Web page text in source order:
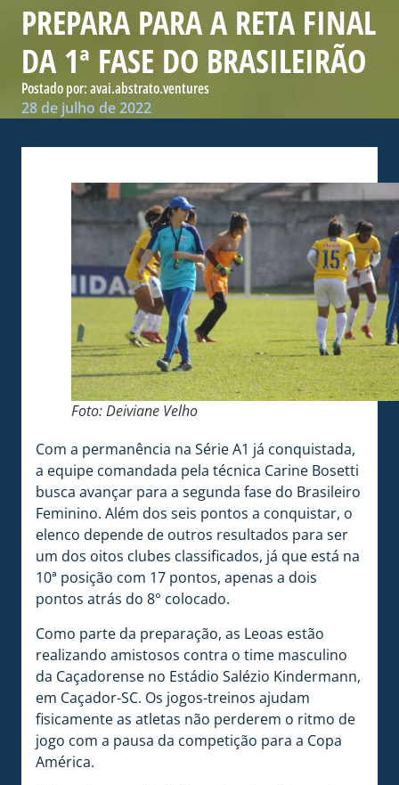
PREPARA PARA A RETA FINAL
DA 1ª FASE DO BRASILEIRÃO
Postado por:avai.abstrato.ventures
28 de julho de 2022
Foto: Deiviane Velho
Com a permanência na Série A1 já conquistada,
a equipe comandada pela técnica Carine Bosetti
busca avançar para a segunda fase do Brasileiro
Feminino. Além dos seis pontos a conquistar, o
elenco depende de outros resultados para ser
um dos oitos clubes classificados, já que está na
10ª posição com 17 pontos, apenas a dois
pontos atrás do 8° colocado.
Como parte da preparação, as Leoas estão
realizando amistosos contra o time masculino
da Caçadorense no Estádio Salézio Kindermann,
em Caçador-SC. Os jogos-treinos ajudam
fisicamente as atletas não perderem o ritmo de
jogo com a pausa da competição para a Copa
América.